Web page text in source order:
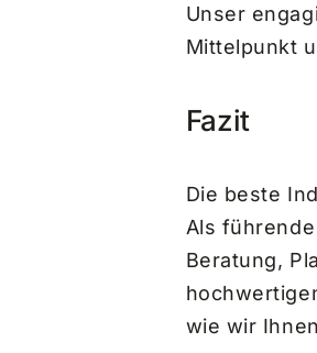
Unser
Mittelpunkt
Fazit
Die beste
Als
Beratung,
wie wir